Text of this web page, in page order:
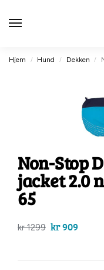
Hjem / Hund / Dekken /
Non-Stop
jacket 2.0
65
kr1299 kr909